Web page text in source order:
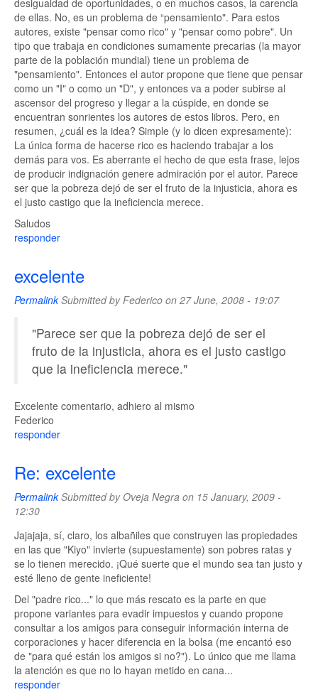
desigualdad de oportunidades, o en muchos casos, la carencia
de ellas. No, es un problema de “pensamiento". Para estos
autores, existe "pensar como rico" y "pensar como pobre". Un
tipo que trabaja en condiciones sumamente precarias (la mayor
parte de la población mundial) tiene un problema de
"pensamiento". Entonces el autor propone que tiene que pensar
como un "I" o como un "D", y entonces va a poder subirse al
ascensor del progreso y llegar a la cúspide, en donde se
encuentran sonrientes los autores de estos libros. Pero, en
resumen, ¿cuál es la idea? Simple (y lo dicen expresamente):
La única forma de hacerse rico es haciendo trabajar a los
demás para vos. Es aberrante el hecho de que esta frase, lejos
de producir indignación genere admiración por el autor. Parece
ser que la pobreza dejó de ser el fruto de la injusticia, ahora es
el justo castigo que la ineficiencia merece.
Saludos
responder
excelente
PermalinkSubmitted byFederico on 27 June, 2008 - 19:07
"Parece ser que la pobreza dejó de ser el
fruto de la injusticia, ahora es el justo castigo
que la ineficiencia merece."
Excelente comentario, adhiero al mismo
Federico
responder
Re: excelente
PermalinkSubmitted by Oveja Negra on 15 January, 2009 -
12:30
Jajajaja, sí, claro, los albañiles que construyen las propiedades
en las que "Kiyo" invierte (supuestamente) son pobres ratas y
se lo tienen merecido. ¡Qué suerte que el mundo sea tan justo y
esté lleno de gente ineficiente!
Del "padre rico..." lo que más rescato es la parte en que
propone variantes para evadir impuestos y cuando propone
consultar a los amigos para conseguir información interna de
corporaciones y hacer diferencia en la bolsa (me encantó eso
de "para qué están los amigos si no?"). Lo único que me llama
la atención es que no lo hayan metido en cana...
responder